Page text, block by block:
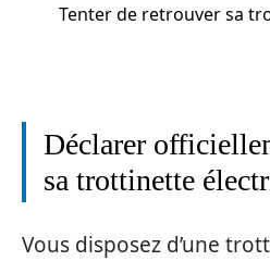
Tenter de retrouver sa
Déclarer
sa trottinette
Vous disposez d’une